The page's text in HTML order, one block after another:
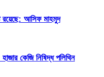
রয়েছে: আসিফ মাহমুদ
কেজি নিষিদ্ধ পলিথিন